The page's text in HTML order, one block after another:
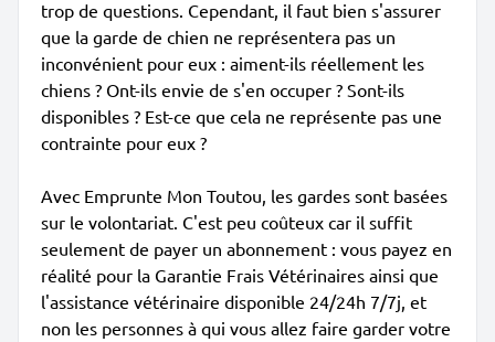
trop de questions. Cependant, il faut bien s'assurer
que la garde de chien ne représentera pas un
inconvénient pour eux : aiment-ils réellement les
chiens ? Ont-ils envie de s'en occuper ? Sont-ils
disponibles ? Est-ce que cela ne représente pas une
contrainte pour eux ?
Avec Emprunte Mon Toutou, les gardes sont basées
sur le volontariat. C'est peu coûteux car il suffit
seulement de payer un abonnement : vous payez en
réalité pour la Garantie Frais Vétérinaires ainsi que
l'assistance vétérinaire disponible 24/24h 7/7j, et
non les personnes à qui vous allez faire garder votre